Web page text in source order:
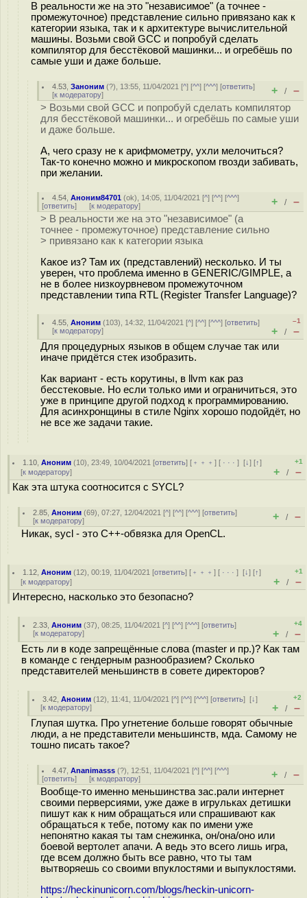
В реальности же на это "независимое" (а точнее -
промежуточное) представление сильно привязано как к
категории языка, так и к архитектуре вычислительной
машины. Возьми свой GCC и попробуй сделать
компилятор для бесстёковой машинки... и огребёшь по
самые уши и даже больше.
4.53 ,Заноним (?), 13:55, 11/04/2021 [^] [^^] [^^^] [ответить]
[к модератору] + / –
> Возьми свой GCC и попробуй сделать компилятор
для бесстёковой машинки... и огребёшь по самые уши
и даже больше.
А, чего сразу не к арифмометру, ухли мелочиться?
Так-то конечно можно и микроскопом гвозди забивать,
при желании.
4.54 ,Аноним84701 (ok), 14:05, 11/04/2021 [^] [^^] [^^^]
[ответить] [к модератору] + / –
> В реальности же на это "независимое" (а
точнее - промежуточное) представление сильно
> привязано как к категории языка
Какое из? Там их (представлений) несколько. И ты
уверен, что проблема именно в GENERIC/GIMPLE, а
не в более низкоурвневом промежуточном
представлении типа RTL (Register Transfer Language)?
4.55 ,Аноним (103), 14:32, 11/04/2021 [^] [^^] [^^^] [ответить]
[к модератору]
–1
+ / –
Для процедурных языков в общем случае так или
иначе придётся стек изобразить.
Как вариант - есть корутины, в llvm как раз
бесстековые. Но если только ими и ограничиться, это
уже в принципе другой подход к программированию.
Для асинхронщины в стиле Nginx хорошо подойдёт, но
не все же задачи такие.
1.10 ,Аноним (10), 23:49, 10/04/2021 [ответить] [ ﹢﹢﹢] [ · · ·][↓] [↑]
[к модератору]
+1
+ / –
Как эта штука соотносится с SYCL?
2.85 ,Аноним (69), 07:27, 12/04/2021 [^] [^^] [^^^] [ответить]
[к модератору] + / –
Никак, sycl - это C++-обвязка для OpenCL.
1.12 ,Аноним (12), 00:19, 11/04/2021 [ответить] [ ﹢﹢﹢] [ · · ·][↓] [↑]
[к модератору]
+1
+ / –
Интересно, насколько это безопасно?
2.33 ,Аноним (37), 08:25, 11/04/2021 [^] [^^] [^^^] [ответить]
[к модератору]
+4
+ / –
Есть ли в коде запрещённые слова (master и пр.)? Как там
в команде с гендерным разнообразием? Сколько
представителей меньшинств в совете директоров?
3.42 ,Аноним (12), 11:41, 11/04/2021 [^] [^^] [^^^] [ответить][↓]
[к модератору]
+2
+ / –
Глупая шутка. Про угнетение больше говорят обычные
люди, а не представители меньшинств, мда. Самому не
тошно писать такое?
4.47 ,Ananimasss (?), 12:51, 11/04/2021 [^] [^^] [^^^]
[ответить] [к модератору] + / –
Вообще-то именно меньшинства зас.рали интернет
своими перверсиями, уже даже в игрульках детишки
пишут как к ним обращаться или спрашивают как
обращаться к тебе, потому как по имени уже
непонятно какая ты там снежинка, он/она/оно или
боевой вертолет апачи. А ведь это всего лишь игра,
где всем должно быть все равно, что ты там
вытворяешь со своими впуклостями и выпуклостями.
https://heckinunicorn.com/blogs/heckin-unicorn-